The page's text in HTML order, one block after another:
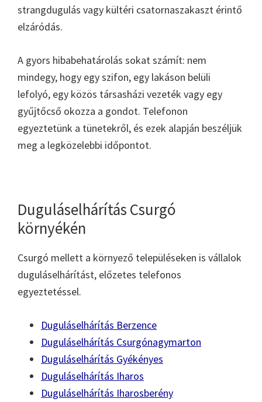
strangdugulás vagy kültéri csatornaszakaszt érintő
elzáródás.
A gyors hibabehatárolás sokat számít: nem
mindegy, hogy egy szifon, egy lakáson belüli
lefolyó, egy közös társasházi vezeték vagy egy
gyűjtőcső okozza a gondot. Telefonon
egyeztetünk a tünetekről, és ezek alapján beszéljük
meg a legközelebbi időpontot.
Duguláselhárítás Csurgó
környékén
Csurgó mellett a környező településeken is vállalok
duguláselhárítást, előzetes telefonos
egyeztetéssel.
Duguláselhárítás Berzence
Duguláselhárítás Csurgónagymarton
Duguláselhárítás Gyékényes
Duguláselhárítás Iharos
Duguláselhárítás Iharosberény